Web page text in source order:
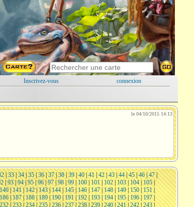
Inscrivez-vous connexion
le 04/10/2015 14:13
|33|34|35|36|37|38| 39|40| 41|42| 43|44| 45| 46| 47|
|93|94|95|96|97|98|99|100| 101| 102| 103|104| 105|
| 141|142| 143| 144| 145| 146| 147| 148| 149| 150| 151|
| 187|188| 189| 190| 191|192|193| 194| 195| 196| 197|
232| 233|234|235| 236| 237|238|239| 240| 241| 242| 243|